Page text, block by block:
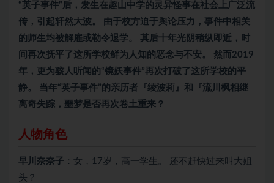
“英子事件”后，发生在趣山中学的灵异怪事在社会上广泛流
传，引起轩然大波。 由于校方迫于舆论压力，事件中相关
的师生均被解雇或勒令退学。 其后十年光阴稍纵即近，时
间再次抚平了这所学校鲜为人知的恶念与不安。 然而2019
年，更为骇人听闻的“镜妖事件”再次打破了这所学校的平
静。 当年“英子事件”的亲历者『绫波莉』和『流川枫相继
离奇失踪，噩梦是否再次卷土重来？
人物角色
早川奈奈子 ：女，17岁，高一学生。 还不赶快过来叫大姐
头？